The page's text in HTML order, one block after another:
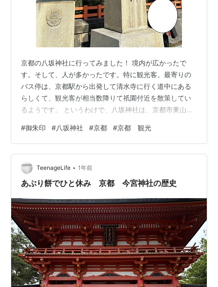
京都の八坂神社に行ってみました！ 境内が広かったで
す。そして、人が多かったです。特に観光客。最寄りの
バス停は、京都駅から出発して清水寺に行く道中にある
らしくて、観光客が相当数降りて祇園付近を散策してい
るようです。 というわけで、八坂神社は、京都市東山区
祭神は、「素戔嗚尊」です。 日本神話に出てくる方です
ね。 ＜PR＞ ＜PR＞ 入口の狛犬が、階段の上で、階段を
登ってくる参拝客を迎えていました。 ＜PR＞ 神社と神
様がよ～くわかる本 [ 藤本頼生 ]価格: 1540 円楽天で詳
細を見る ＜PR＞ 成功している人は、なぜ神社に行くの
#御朱印 #八坂神社 #京都 #京都 観光
TeenageLife • 1年前
あぶり餅でひと休み 京都 今宮神社の歴史